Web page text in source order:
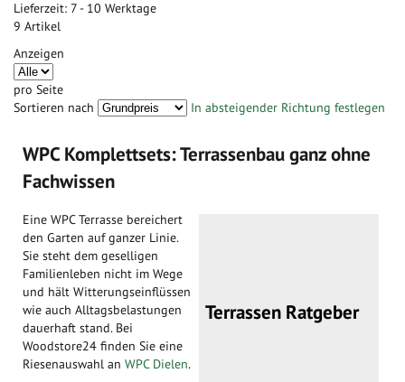
Lieferzeit: 7 - 10 Werktage
9 Artikel
Anzeigen
pro Seite
Sortieren nach
In absteigender Richtung festlegen
WPC Komplettsets: Terrassenbau ganz ohne
Fachwissen
Terrassen Ratgeber
Eine WPC Terrasse bereichert
den Garten auf ganzer Linie.
Sie steht dem geselligen
Familienleben nicht im Wege
und hält Witterungseinflüssen
wie auch Alltagsbelastungen
dauerhaft stand. Bei
Woodstore24 finden Sie eine
Riesenauswahl an WPC Dielen.